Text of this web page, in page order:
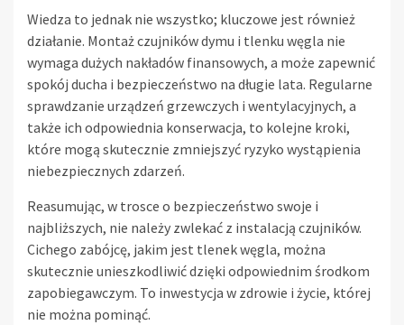
Wiedza to jednak nie wszystko; kluczowe jest również
działanie. Montaż czujników dymu i tlenku węgla nie
wymaga dużych nakładów finansowych, a może zapewnić
spokój ducha i bezpieczeństwo na długie lata. Regularne
sprawdzanie urządzeń grzewczych i wentylacyjnych, a
także ich odpowiednia konserwacja, to kolejne kroki,
które mogą skutecznie zmniejszyć ryzyko wystąpienia
niebezpiecznych zdarzeń.
Reasumując, w trosce o bezpieczeństwo swoje i
najbliższych, nie należy zwlekać z instalacją czujników.
Cichego zabójcę, jakim jest tlenek węgla, można
skutecznie unieszkodliwić dzięki odpowiednim środkom
zapobiegawczym. To inwestycja w zdrowie i życie, której
nie można pominąć.